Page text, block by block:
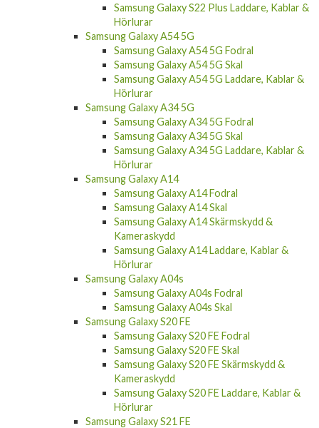
Hörlurar
Samsung Galaxy A54 5G
Samsung Galaxy A54 5G Fodral
Samsung Galaxy A54 5G Skal
Samsung Galaxy A54 5G Laddare, Kablar &
Hörlurar
Samsung Galaxy A34 5G
Samsung Galaxy A34 5G Fodral
Samsung Galaxy A34 5G Skal
Samsung Galaxy A34 5G Laddare, Kablar &
Hörlurar
Samsung Galaxy A14
Samsung Galaxy A14 Fodral
Samsung Galaxy A14 Skal
Samsung Galaxy A14 Skärmskydd &
Kameraskydd
Samsung Galaxy A14 Laddare, Kablar &
Hörlurar
Samsung Galaxy A04s
Samsung Galaxy A04s Fodral
Samsung Galaxy A04s Skal
Samsung Galaxy S20 FE
Samsung Galaxy S20 FE Fodral
Samsung Galaxy S20 FE Skal
Samsung Galaxy S20 FE Skärmskydd &
Kameraskydd
Samsung Galaxy S20 FE Laddare, Kablar &
Hörlurar
Samsung Galaxy S21 FE
Samsung Galaxy S21 FE Fodral